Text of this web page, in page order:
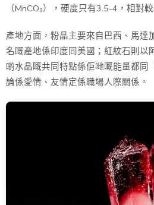
（MnCO₃），硬度只有3.5-4，相對
產地方面，粉晶主要來自巴西、馬達
名嘅產地係印度同美國；紅紋石則以
啲水晶嘅共同特點係佢哋嘅能量都同
論係愛情、友情定係職場人際關係。